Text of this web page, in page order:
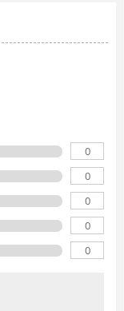
0
0
0
0
0